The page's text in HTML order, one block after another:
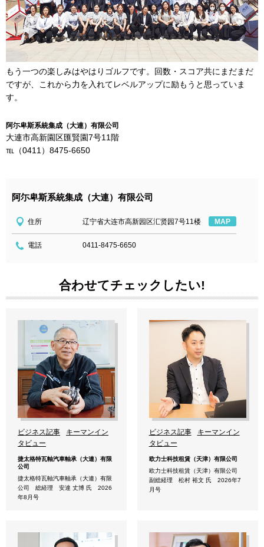
もう一つの楽しみはやはりゴルフです。回数・スコア共にまだまだ
ですが、これから力を入れてレベルアップに励もうと思っていま
す。
阿尓卑斯系統集成（大連）有限公司
大連市高新園区匯賢園7号11階
℡（0411）8475-6650
阿尓卑斯系統集成（大連）有限公司
住所 辽宁省大连市高新园区汇贤园7号11楼 MAP
電話 0411-8475-6650
合わせてチェックしたい!
ビジネス記事
キーマンイン
タビュー
捷太格特瓦軸汽車軸承（大連）有限
公司
捷太格特瓦軸汽車軸承（大連）有限
公司 総経理 安達 丈博 氏 2026
年8月号
ビジネス記事
キーマンイン
タビュー
欧力士科技租賃（天津）有限公司
欧力士科技租賃（天津）有限公司
副総経理 松村 裕文 氏 2026年7
月号